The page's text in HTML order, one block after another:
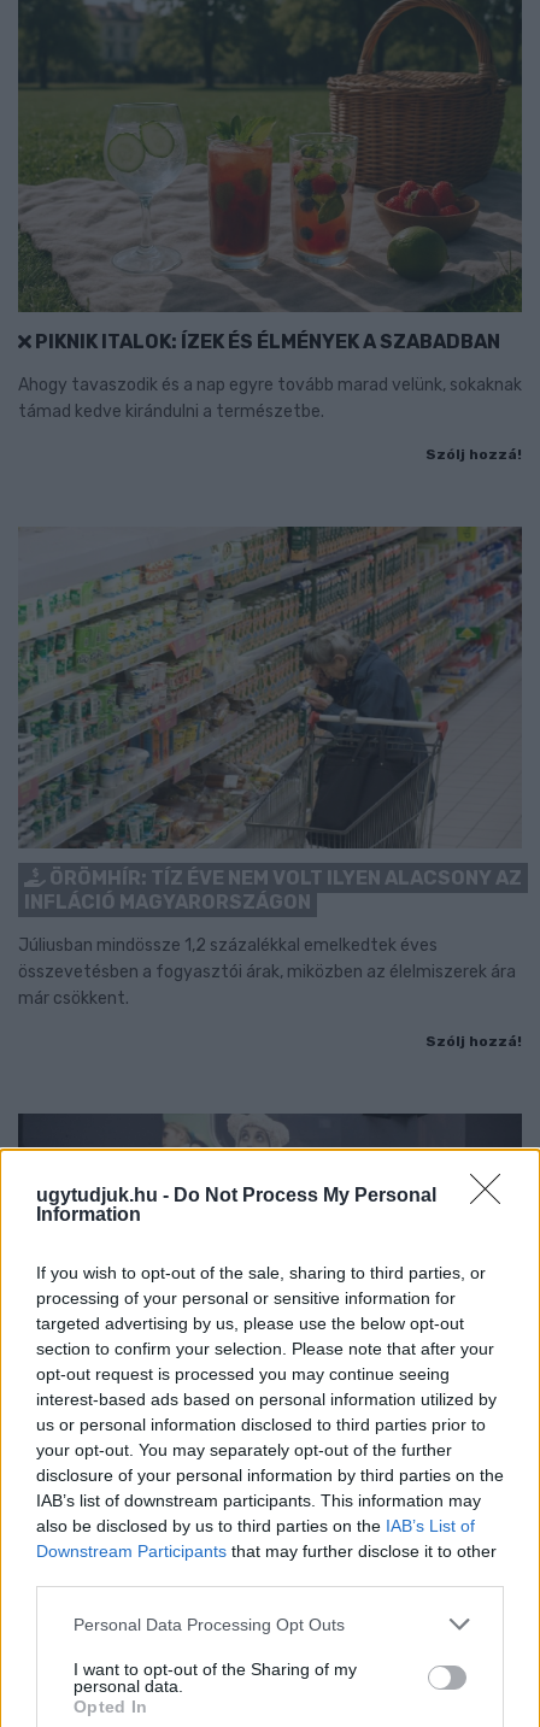
ugytudjuk.hu - Do Not Process My Personal
Information
If you wish to opt-out of the sale, sharing to third parties, or
processing of your personal or sensitive information for
targeted advertising by us, please use the below opt-out
section to confirm your selection. Please note that after your
opt-out request is processed you may continue seeing
interest-based ads based on personal information utilized by
us or personal information disclosed to third parties prior to
your opt-out. You may separately opt-out of the further
disclosure of your personal information by third parties on the
IAB’s list of downstream participants. This information may
also be disclosed by us to third parties on the IAB’s List of
Downstream Participants that may further disclose it to other
Please note that this website/app uses one or more Google
not limited to your visit or usage behaviour. You may click to
grant or deny consent to Google and its third-party tags to
use your data for below specified purposes in below Google
Personal Data Processing Opt Outs
I want to opt-out of the Sharing of my
personal data.
Opted In
PIKNIK ITALOK: ÍZEK ÉS ÉLMÉNYEK A SZABADBAN
Ahogy tavaszodik és a nap egyre tovább marad velünk, sokaknak
támad kedve kirándulni a természetbe.
Szólj hozzá!
ÖRÖMHÍR: TÍZ ÉVE NEM VOLT ILYEN ALACSONY AZ
INFLÁCIÓ MAGYARORSZÁGON
Júliusban mindössze 1,2 százalékkal emelkedtek éves
összevetésben a fogyasztói árak, miközben az élelmiszerek ára
már csökkent.
Szólj hozzá!
A BAROKK ÖSSZES ÁRNYALATA ÉS MÉG EGY SOR
KIVÁLÓ PROGRAM VÁR MINDENKIT EZEN A HÉTVÉGÉN
GYŐRBEN
Szólj hozzá!